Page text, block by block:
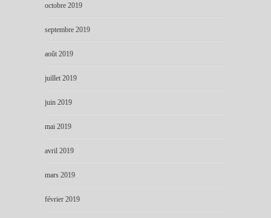
octobre 2019
septembre 2019
août 2019
juillet 2019
juin 2019
mai 2019
avril 2019
mars 2019
février 2019